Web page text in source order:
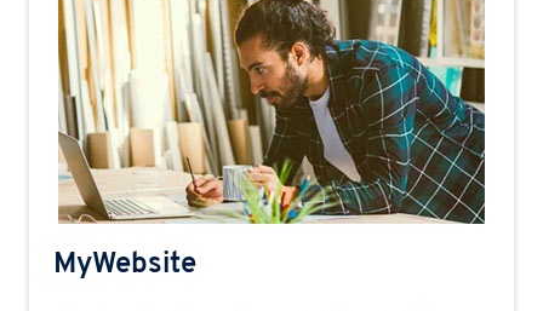
MyWebsite